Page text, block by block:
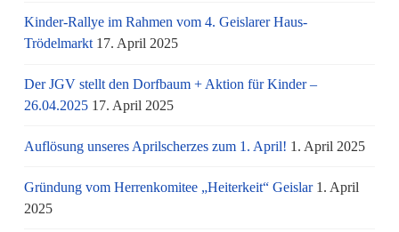
Kinder-Rallye im Rahmen vom 4. Geislarer Haus-
Trödelmarkt 17. April 2025
Der JGV stellt den Dorfbaum + Aktion für Kinder –
26.04.2025 17. April 2025
Auflösung unseres Aprilscherzes zum 1. April! 1. April 2025
Gründung vom Herrenkomitee „Heiterkeit“ Geislar 1. April
2025